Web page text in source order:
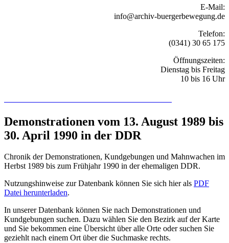
E-Mail:
info@archiv-buergerbewegung.de
Telefon:
(0341) 30 65 175
Öffnungszeiten:
Dienstag bis Freitag
10 bis 16 Uhr
Demonstrationen vom 13. August 1989 bis
30. April 1990 in der DDR
Chronik der Demonstrationen, Kundgebungen und Mahnwachen im
Herbst 1989 bis zum Frühjahr 1990 in der ehemaligen DDR.
Nutzungshinweise zur Datenbank können Sie sich hier als PDF
Datei herunterladen.
In unserer Datenbank können Sie nach Demonstrationen und
Kundgebungen suchen. Dazu wählen Sie den Bezirk auf der Karte
und Sie bekommen eine Übersicht über alle Orte oder suchen Sie
geziehlt nach einem Ort über die Suchmaske rechts.